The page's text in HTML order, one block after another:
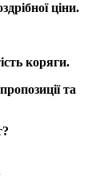
ціни.
коряги.
та